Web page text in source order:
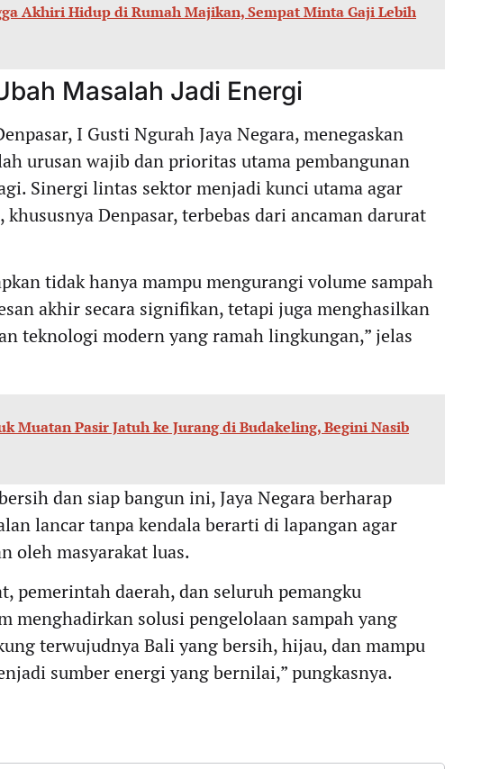
Akhiri Hidup di Rumah Majikan, Sempat Minta Gaji Lebih
Masalah Jadi Energi
I Gusti Ngurah Jaya Negara, menegaskan
urusan wajib dan prioritas utama pembangunan
Sinergi lintas sektor menjadi kunci utama agar
Denpasar, terbebas dari ancaman darurat
tidak hanya mampu mengurangi volume sampah
akhir secara signifikan, tetapi juga menghasilkan
teknologi modern yang ramah lingkungan,” jelas
Muatan Pasir Jatuh ke Jurang di Budakeling, Begini Nasib
dan siap bangun ini, Jaya Negara berharap
lancar tanpa kendala berarti di lapangan agar
oleh masyarakat luas.
pemerintah daerah, dan seluruh pemangku
menghadirkan solusi pengelolaan sampah yang
terwujudnya Bali yang bersih, hijau, dan mampu
sumber energi yang bernilai,” pungkasnya.